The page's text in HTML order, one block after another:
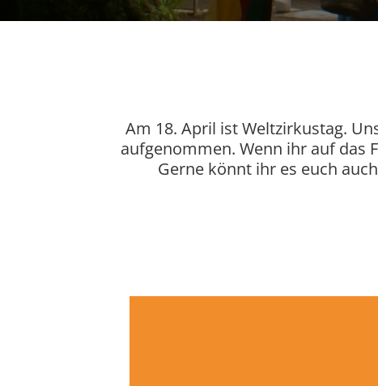
Am 18. April ist Weltzirkustag.
aufgenommen. Wenn ihr auf das
Gerne könnt ihr es euch